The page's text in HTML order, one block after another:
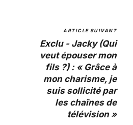
ARTICLE SUIVANT
Exclu - Jacky (Qui
veut épouser mon
fils ?) : « Grâce à
mon charisme, je
suis sollicité par
les chaînes de
télévision »